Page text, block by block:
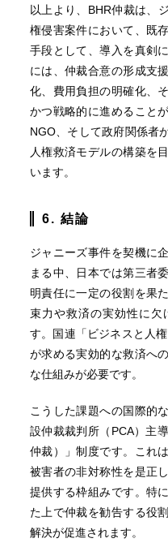
以上より、BHR仲裁は、
権侵害案件において、既
手段として、導入を真剣
には、仲裁合意の形成支
化、費用負担の明確化、
かつ戦略的に進めること
NGO、そして政府関係者
人権救済モデルの構築を
います。
6. 結論
ジャニーズ事件を契機に
まる中、日本では第三者
明責任に一定の役割を果
束力や救済の実効性に欠
す。国連「ビジネスと人
が求める実効的な救済へ
な仕組みが必要です。
こうした課題への国際的
設仲裁裁判所（PCA）主
仲裁）」制度です。これ
被害者の非対称性を是正
提供する枠組みです。特
た上で仲裁を勧告する役
解決が促進されます。